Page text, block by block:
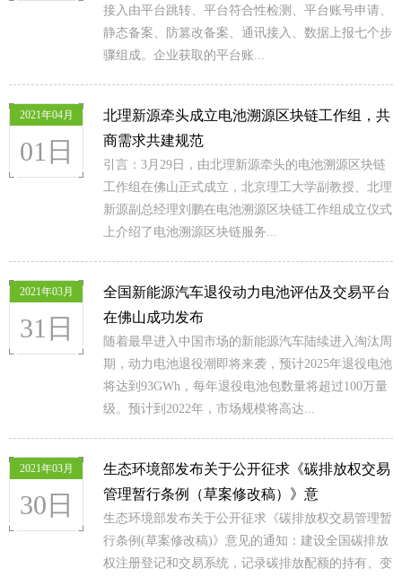
接入由平台跳转、平台符合性检测、平台账号申请、
静态备案、防篡改备案、通讯接入、数据上报七个步
骤组成。企业获取的平台账...
2021年04月
01日
北理新源牵头成立电池溯源区块链工作组，共
商需求共建规范
引言：3月29日，由北理新源牵头的电池溯源区块链
工作组在佛山正式成立，北京理工大学副教授、北理
新源副总经理刘鹏在电池溯源区块链工作组成立仪式
上介绍了电池溯源区块链服务...
2021年03月
31日
全国新能源汽车退役动力电池评估及交易平台
在佛山成功发布
随着最早进入中国市场的新能源汽车陆续进入淘汰周
期，动力电池退役潮即将来袭，预计2025年退役电池
将达到93GWh，每年退役电池包数量将超过100万量
级。预计到2022年，市场规模将高达...
2021年03月
30日
生态环境部发布关于公开征求《碳排放权交易
管理暂行条例（草案修改稿）》意
生态环境部发布关于公开征求《碳排放权交易管理暂
行条例(草案修改稿)》意见的通知：建设全国碳排放
权注册登记和交易系统，记录碳排放配额的持有、变